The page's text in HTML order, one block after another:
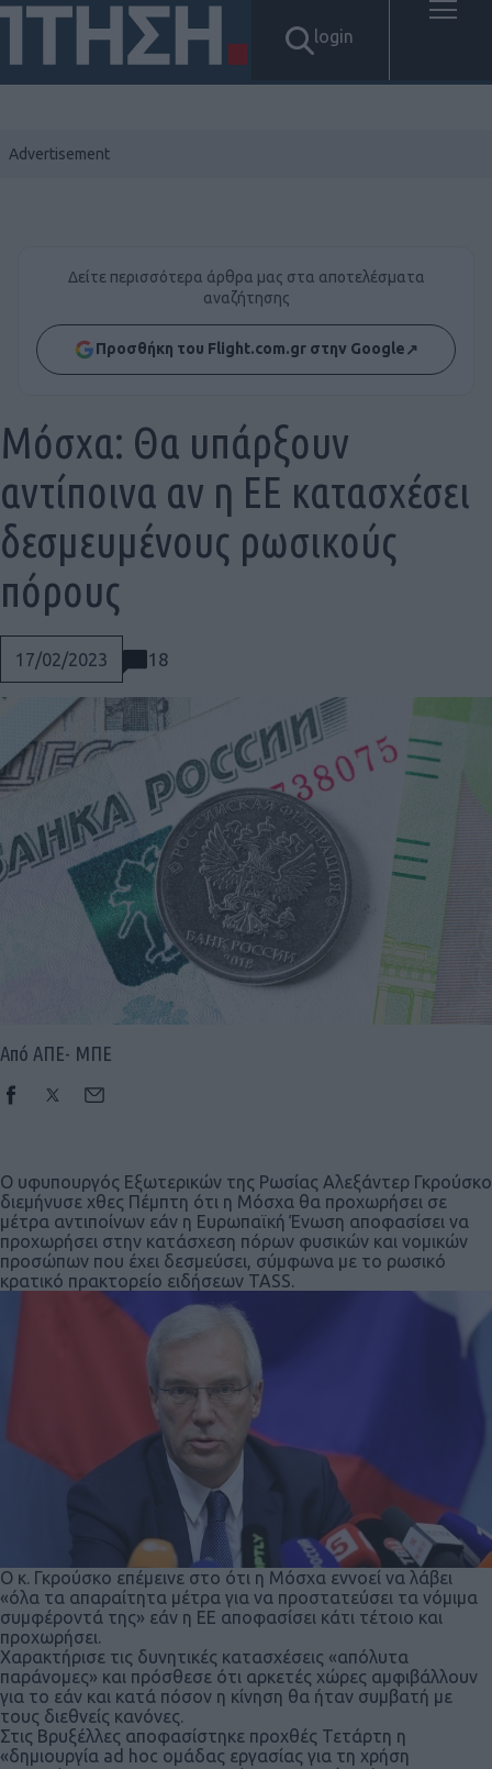
login
Δείτε περισσότερα άρθρα μας στα αποτελέσματα
αναζήτησης
Προσθήκη του Flight.com.gr στην Google↗
17/02/2023 18
Μόσχα: Θα υπάρξουν
αντίποινα αν η ΕΕ κατασχέσει
δεσμευμένους ρωσικούς
πόρους
Από ΑΠΕ- ΜΠΕ
Ο υφυπουργός Εξωτερικών της Ρωσίας Αλεξάντερ Γκρούσκο
διεμήνυσε χθες Πέμπτη ότι η Μόσχα θα προχωρήσει σε
μέτρα αντιποίνων εάν η Ευρωπαϊκή Ένωση αποφασίσει να
προχωρήσει στην κατάσχεση πόρων φυσικών και νομικών
προσώπων που έχει δεσμεύσει, σύμφωνα με το ρωσικό
κρατικό πρακτορείο ειδήσεων TASS.
Ο κ. Γκρούσκο επέμεινε στο ότι η Μόσχα εννοεί να λάβει
«όλα τα απαραίτητα μέτρα για να προστατεύσει τα νόμιμα
συμφέροντά της» εάν η ΕΕ αποφασίσει κάτι τέτοιο και
προχωρήσει.
Χαρακτήρισε τις δυνητικές κατασχέσεις «απόλυτα
παράνομες» και πρόσθεσε ότι αρκετές χώρες αμφιβάλλουν
για το εάν και κατά πόσον η κίνηση θα ήταν συμβατή με
τους διεθνείς κανόνες.
Στις Βρυξέλλες αποφασίστηκε προχθές Τετάρτη η
«δημιουργία ad hoc ομάδας εργασίας για τη χρήση